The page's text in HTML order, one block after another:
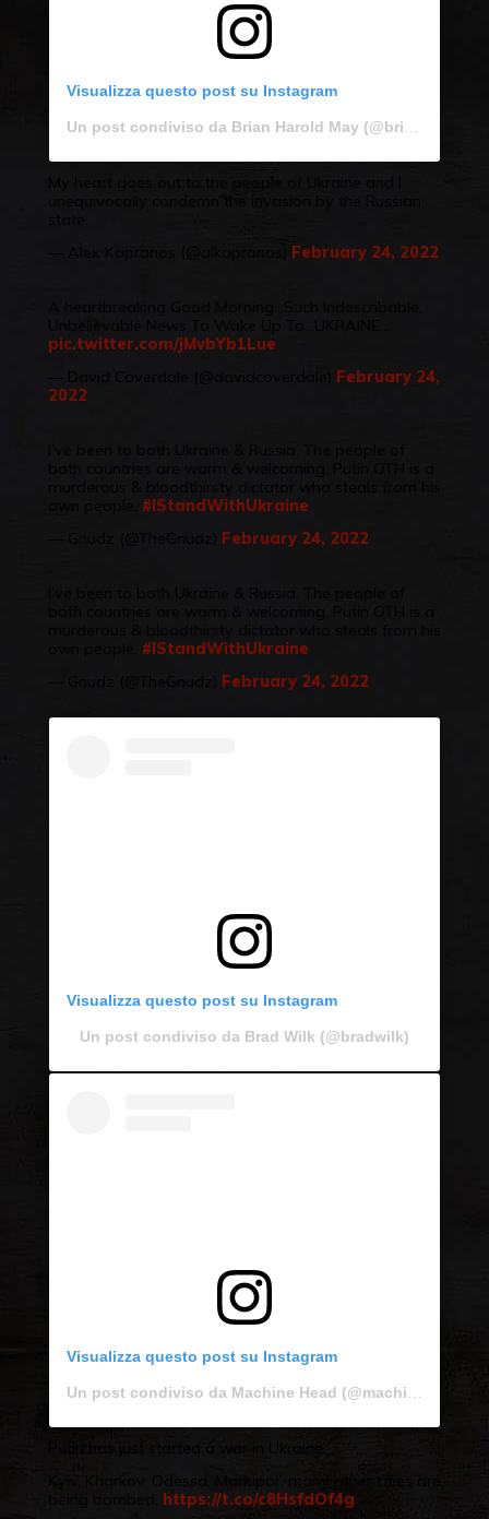
Visualizza questo post su Instagram
Un post condiviso da Brian Harold May (@brianmayforreal)
state.
February 24, 2022
pic.twitter.com/jMvbYb1Lue
— David Coverdale (@davidcoverdale) February 24,
2022
I’ve been to both Ukraine & Russia. The people of
both countries are warm & welcoming. Putin OTH is a
murderous & bloodthirsty dictator who steals from his
#IStandWithUkraine
February 24, 2022
#IStandWithUkraine
February 24, 2022
Visualizza questo post su Instagram
Un post condiviso da Brad Wilk (@bradwilk)
Visualizza questo post su Instagram
Un post condiviso da Machine Head (@machine_head)
https://t.co/c8HsfdOf4g